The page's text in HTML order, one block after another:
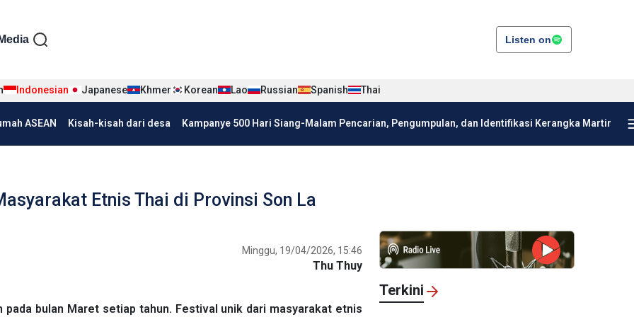
tiếng Indo
Media Listen on
Indonesian Japanese Khmer Korean Lao Russian Spanish Thai
ASEAN Kisah-kisah dari desa Kampanye 500 Hari Siang-Malam Pencarian, Pengumpulan, dan Identifikasi Kerangka Martir
Etnis Thai di Provinsi Son La
Minggu, 19/04/2026, 15:46
Thu Thuy
pada bulan Maret setiap tahun. Festival unik dari masyarakat etnis
Terkini